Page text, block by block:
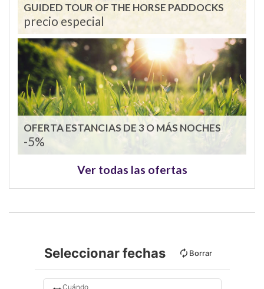
GUIDED TOUR OF THE HORSE PADDOCKS
precio especial
OFERTA ESTANCIAS DE 3 O MÁS NOCHES
-5%
Ver todas las ofertas
Seleccionar fechas Borrar
Cuándo